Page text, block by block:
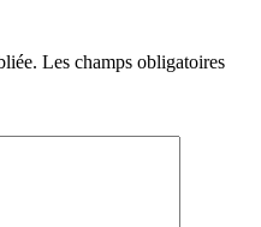
Les champs obligatoires